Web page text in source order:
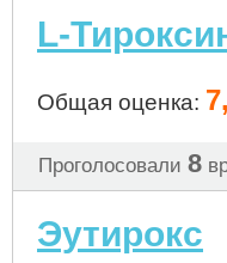
L-
Общая оценка:
Проголосовали 8
Эутирокс